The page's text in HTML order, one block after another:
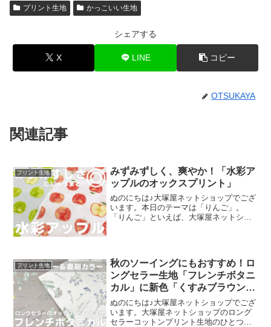
プリント生地 かっこいい生地
シェアする
X LINE コピー
OTSUKAYA
関連記事
プリント生地
みずみずしく、爽やか！「水彩ア
ップルのオックスプリント」
ぬのにちは♪大塚屋ネットショップでござ
います。本日のテーマは「りんご」。
「りんご」といえば、大塚屋ネットショ
のオックスプリント」です
プリント生地
秋のソーイングにもおすすめ！ロ
ングセラー生地「フレンチボタニ
カル」に新色「くすみブラウン」
が登場！
ぬのにちは♪大塚屋ネットショップでござ
います。大塚屋ネットショップのロング
セラーコットンプリント生地のひとつ